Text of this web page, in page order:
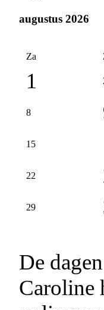
augustus 2026
Za
1
8
15
22
29
De
Caroline